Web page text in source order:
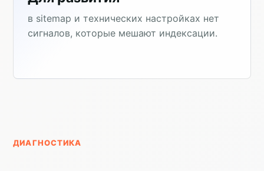
в sitemap и технических настройках нет
сигналов, которые мешают индексации.
ДИАГНОСТИКА